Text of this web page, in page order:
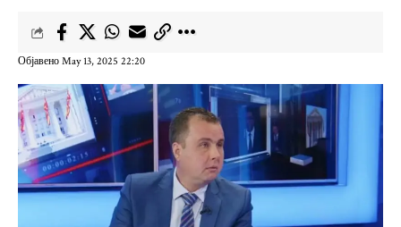
Објавено May 13, 2025 22:20